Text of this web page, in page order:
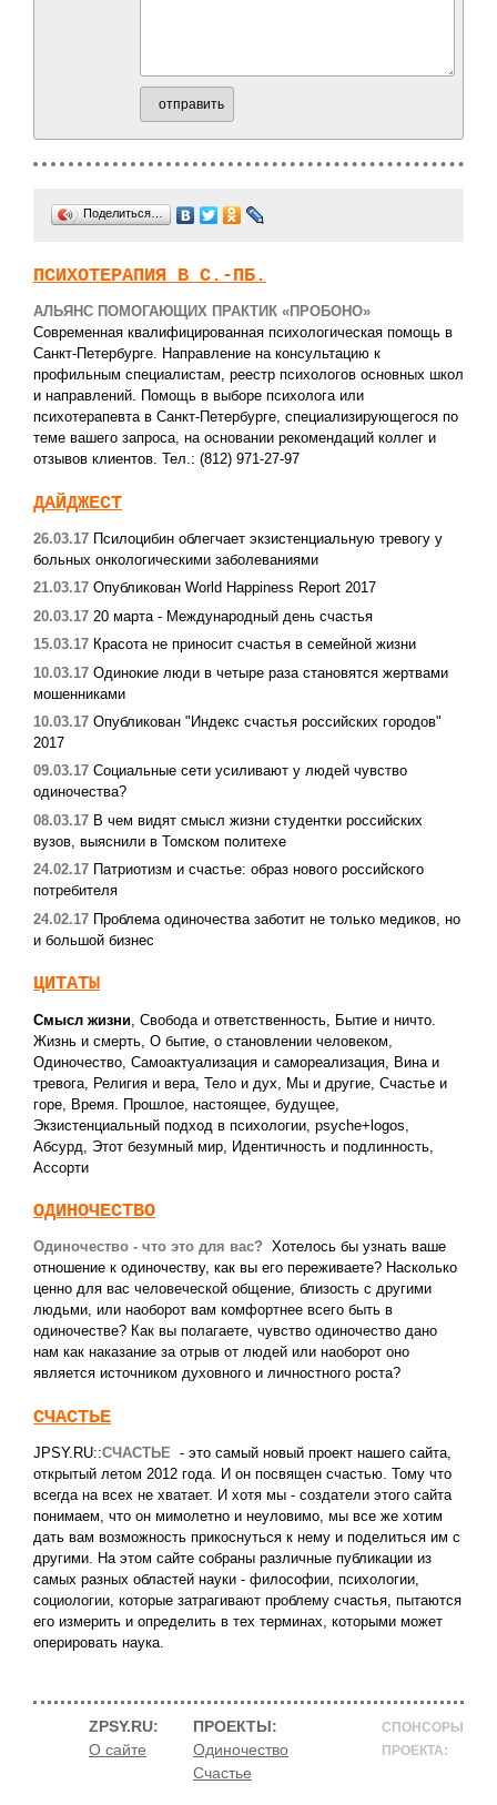
отправить
Поделиться…
ПСИХОТЕРАПИЯ В С.-ПБ.
АЛЬЯНС ПОМОГАЮЩИХ ПРАКТИК «ПРОБОНО»
Современная квалифицированная психологическая помощь в
Санкт-Петербурге. Направление на консультацию к
профильным специалистам, реестр психологов основных школ
и направлений. Помощь в выборе психолога или
психотерапевта в Санкт-Петербурге, специализирующегося по
теме вашего запроса, на основании рекомендаций коллег и
отзывов клиентов. Тел.: (812) 971-27-97
ДАЙДЖЕСТ
26.03.17 Псилоцибин облегчает экзистенциальную тревогу у
больных онкологическими заболеваниями
21.03.17 Опубликован World Happiness Report 2017
20.03.17 20 марта - Международный день счастья
15.03.17 Красота не приносит счастья в семейной жизни
10.03.17 Одинокие люди в четыре раза становятся жертвами
мошенниками
10.03.17 Опубликован "Индекс счастья российских городов"
2017
09.03.17 Социальные сети усиливают у людей чувство
одиночества?
08.03.17 В чем видят смысл жизни студентки российских
вузов, выяснили в Томском политехе
24.02.17 Патриотизм и счастье: образ нового российского
потребителя
24.02.17 Проблема одиночества заботит не только медиков, но
и большой бизнес
ЦИТАТЫ
Смысл жизни Свобода и ответственность Бытие и ничто.
Жизнь и смерть О бытие, о становлении человеком
Одиночество Самоактуализация и самореализация Вина и
тревога Религия и вера Тело и дух Мы и другие Счастье и
горе Время. Прошлое, настоящее, будущее
Экзистенциальный подход в психологии psyche+logos
Абсурд
Этот безумный мир Идентичность и подлинность
Ассорти
ОДИНОЧЕСТВО
Одиночество - что это для вас? Хотелось бы узнать ваше
отношение к одиночеству, как вы его переживаете? Насколько
ценно для вас человеческой общение, близость c другими
людьми, или наоборот вам комфортнее всего быть в
одиночестве? Как вы полагаете, чувство одиночество дано
нам как наказание за отрыв от людей или наоборот оно
является источником духовного и личностного роста?
СЧАСТЬЕ
JPSY.RU::СЧАСТЬЕ - это самый новый проект нашего сайта,
открытый летом 2012 года. И он посвящен счастью. Тому что
всегда на всех не хватает. И хотя мы - создатели этого сайта
понимаем, что он мимолетно и неуловимо, мы все же хотим
дать вам возможность прикоснуться к нему и поделиться им с
другими. На этом сайте собраны различные публикации из
самых разных областей науки - философии, психологии,
социологии, которые затрагивают проблему счастья, пытаются
его измерить и определить в тех терминах, которыми может
оперировать наука.
ZPSY.RU:
О сайте
ПРОЕКТЫ:
Одиночество
Счастье
СПОНСОРЫ
ПРОЕКТА: